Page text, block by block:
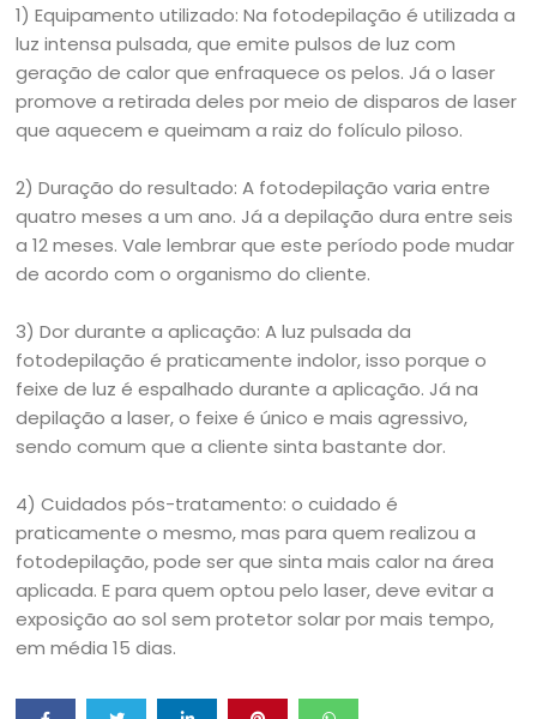
1) Equipamento utilizado: Na fotodepilação é utilizada a
luz intensa pulsada, que emite pulsos de luz com
geração de calor que enfraquece os pelos. Já o laser
promove a retirada deles por meio de disparos de laser
que aquecem e queimam a raiz do folículo piloso.
2) Duração do resultado: A fotodepilação varia entre
quatro meses a um ano. Já a depilação dura entre seis
a 12 meses. Vale lembrar que este período pode mudar
de acordo com o organismo do cliente.
3) Dor durante a aplicação: A luz pulsada da
fotodepilação é praticamente indolor, isso porque o
feixe de luz é espalhado durante a aplicação. Já na
depilação a laser, o feixe é único e mais agressivo,
sendo comum que a cliente sinta bastante dor.
4) Cuidados pós-tratamento: o cuidado é
praticamente o mesmo, mas para quem realizou a
fotodepilação, pode ser que sinta mais calor na área
aplicada. E para quem optou pelo laser, deve evitar a
exposição ao sol sem protetor solar por mais tempo,
em média 15 dias.